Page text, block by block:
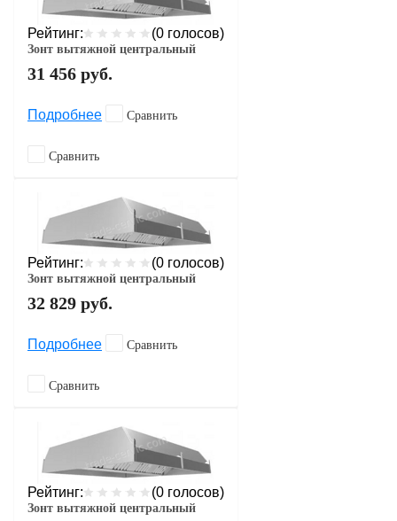
Рейтинг: (0 голосов)
Зонт вытяжной центральный
31 456 руб.
Подробнее Сравнить
Сравнить
Рейтинг: (0 голосов)
Зонт вытяжной центральный
32 829 руб.
Подробнее Сравнить
Сравнить
Рейтинг: (0 голосов)
Зонт вытяжной центральный